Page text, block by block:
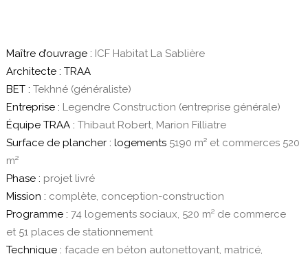
Maître d’ouvrage : ICF Habitat La Sablière
Architecte : TRAA
BET : Tekhné (généraliste)
Entreprise : Legendre Construction (entreprise générale)
Équipe TRAA : Thibaut Robert, Marion Filliatre
Surface de plancher : logements5190 m² et commerces 520
m²
Phase : projet livré
Mission : complète, conception-construction
Programme : 74 logements sociaux, 520 m² de commerce
et 51 places de stationnement
Technique : façade en béton autonettoyant, matricé,